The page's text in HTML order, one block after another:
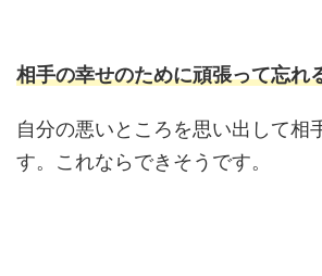
相手の幸せのために頑張って忘れ
自分の悪いところを思い出して相
す。これならできそうです。